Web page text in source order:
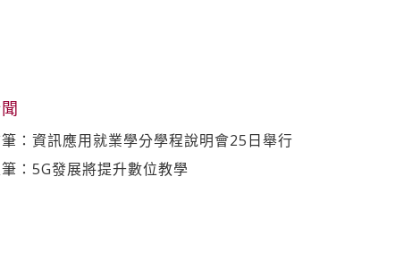
：資訊應用就業學分學程說明會25日舉行
：5G發展將提升數位教學